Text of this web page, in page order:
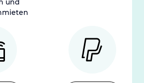
und